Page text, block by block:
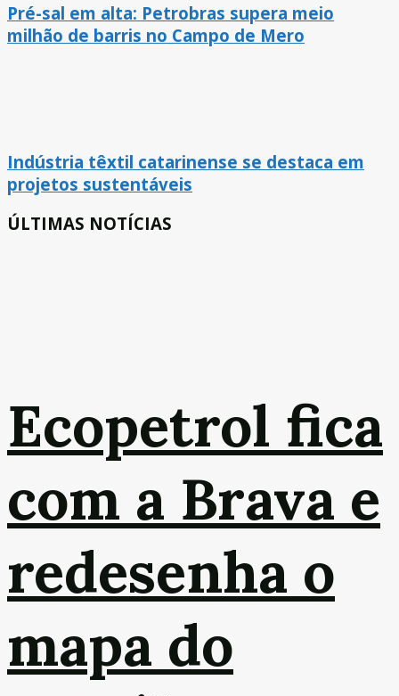
Pré-sal em alta: Petrobras supera meio
milhão de barris no Campo de Mero
Indústria têxtil catarinense se destaca em
projetos sustentáveis
ÚLTIMAS NOTÍCIAS
Ecopetrol fica
com a Brava e
redesenha o
mapa do